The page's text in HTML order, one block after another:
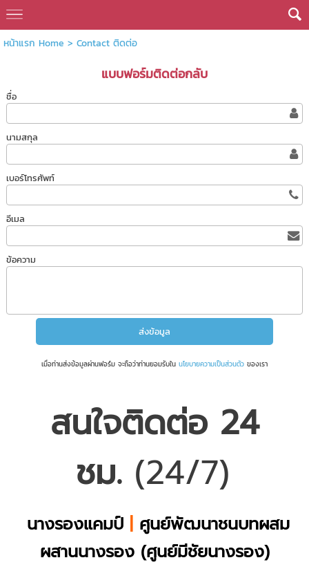
หน้าแรก Home > Contact ติดต่อ
แบบฟอร์มติดต่อกลับ
ชื่อ
นามสกุล
เบอร์โทรศัพท์
อีเมล
ข้อความ
เมื่อท่านส่งข้อมูลผ่านฟอร์ม จะถือว่าท่านยอมรับใน นโยบายความเป็นส่วนตัวของเรา
สนใจติดต่อ 24
ชม. (24/7)
นางรองแคมป์
ศูนย์พัฒนาชนบทผสม
ผสานนางรอง (ศูนย์มีชัยนางรอง)